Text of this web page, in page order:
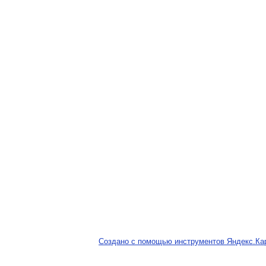
Создано с помощью инструментов